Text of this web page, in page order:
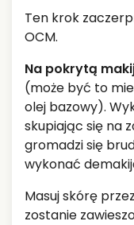
Ten krok
OCM.
Na pokrytą
(może być to
olej bazowy).
skupiając się na
gromadzi się
wykonać
Masuj skórę
zostanie